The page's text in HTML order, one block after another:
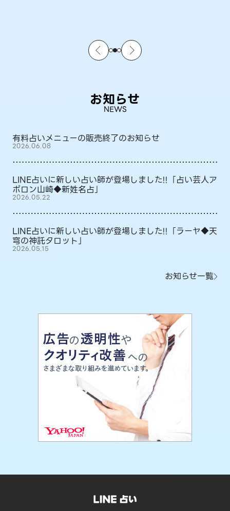
お知らせ
NEWS
有料占いメニューの販売終了のお知らせ
2026.06.08
LINE占いに新しい占い師が登場しました!!「占い芸人ア
ポロン山崎◆新姓名占」
2026.05.22
LINE占いに新しい占い師が登場しました!!「ラーヤ◆天
穹の神託タロット」
2026.05.15
お知らせ一覧